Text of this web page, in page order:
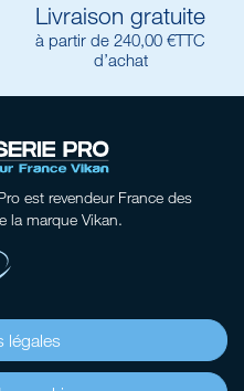
Livraison gratuite
à partir de 240,00 €TTC
d’achat
est revendeur France des
la marque Vikan.
légales